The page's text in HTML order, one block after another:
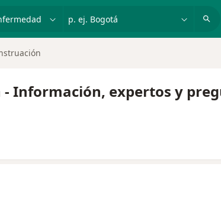
p. ej. Bogotá
Información, expertos y